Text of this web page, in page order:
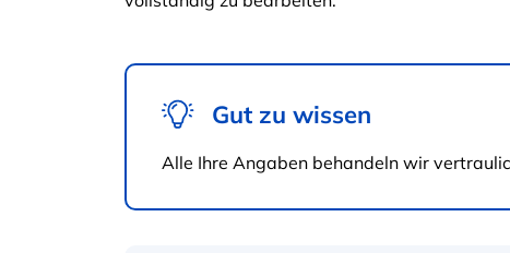
Gut zu wissen
Alle Ihre Angaben behandeln wir